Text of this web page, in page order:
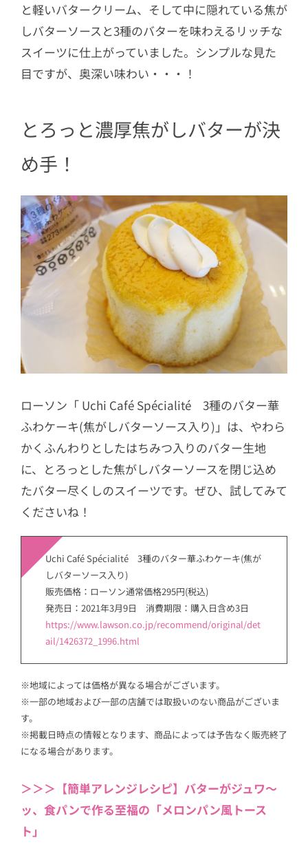
と軽いバタークリーム、そして中に隠れている焦が
しバターソースと3種のバターを味わえるリッチな
スイーツに仕上がっていました。シンプルな見た
目ですが、奥深い味わい・・・！
とろっと濃厚焦がしバターが決
め手！
ローソン「 Uchi Café Spécialité 3種のバター華
ふわケーキ(焦がしバターソース入り)」は、やわら
かくふんわりとしたはちみつ入りのバター生地
に、とろっとした焦がしバターソースを閉じ込め
たバター尽くしのスイーツです。ぜひ、試してみて
くださいね！
Uchi Café Spécialité 3種のバター華ふわケーキ(焦が
しバターソース入り)
販売価格：ローソン通常価格295円(税込)
発売日：2021年3月9日 消費期限：購入日含め3日
https://www.lawson.co.jp/recommend/original/det
ail/1426372_1996.html
※地域によっては価格が異なる場合がございます。
※一部の地域および一部の店舗では取扱いのない商品がございま
す。
※掲載日時点の情報となります、商品によっては予告なく販売終了
になる場合があります。
＞＞＞【簡単アレンジレシピ】バターがジュワ〜
ッ、食パンで作る至福の「メロンパン風トース
ト」